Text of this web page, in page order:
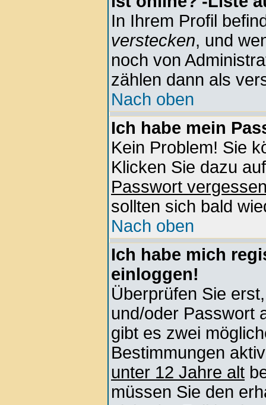
In Ihrem Profil
verstecken, und
noch von
zählen dann als
Nach oben
Ich habe mein
Kein Problem! Sie
Klicken Sie dazu
Passwort
sollten sich bald
Nach oben
Ich habe mich
einloggen!
Überprüfen Sie
und/oder Passwort
gibt es zwei
Bestimmungen
unter 12 Jahre alt
müssen Sie den